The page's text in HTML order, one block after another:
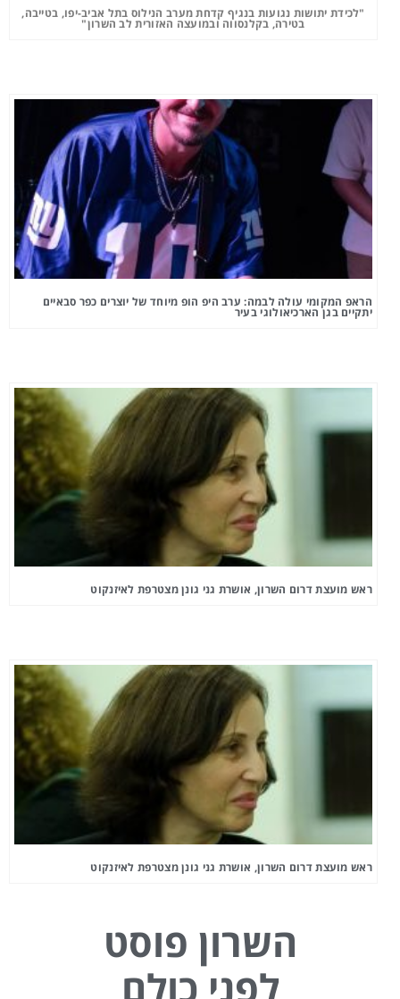
"לכידת יתושות נגועות בנגיף קדחת מערב הנילוס בתל אביב-יפו, בטייבה,
בטירה, בקלנסווה ובמועצה האזורית לב השרון"
הראפ המקומי עולה לבמה: ערב היפ הופ מיוחד של יוצרים כפר סבאיים
יתקיים בגן הארכיאולוגי בעיר
ראש מועצת דרום השרון, אושרת גני גונן מצטרפת לאיזנקוט
ראש מועצת דרום השרון, אושרת גני גונן מצטרפת לאיזנקוט
השרון פוסט
לפני כולם